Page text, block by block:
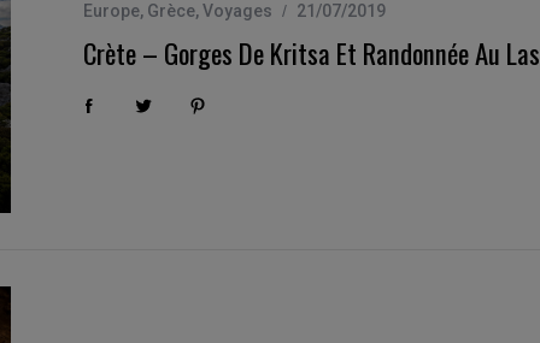
Europe, Grèce,Voyages 21/07/2019
Crète – Gorges De Kritsa Et Randonnée Au